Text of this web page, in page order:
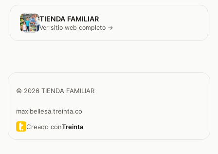
TIENDA FAMILIAR
Ver sitio web completo →
© 2026 TIENDA FAMILIAR
maxibellesa.treinta.co
Creado conTreinta